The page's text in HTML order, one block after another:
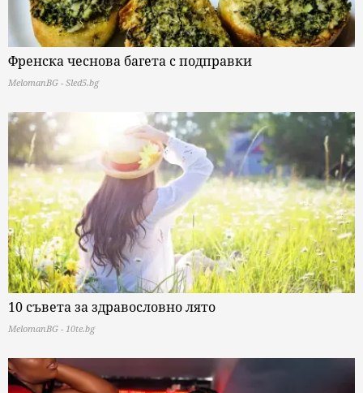
Френска чеснова багета с подправки
MelomanBG - Sled5.bg
10 съвета за здравословно лято
MelomanBG - 10te.bg